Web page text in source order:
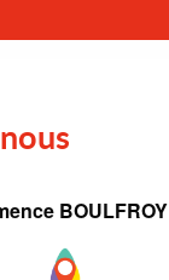
BOULFROY